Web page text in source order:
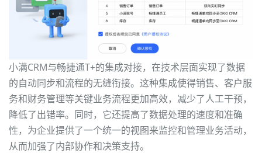
小满CRM与畅捷通T+的集成对接，在技术层面实现了数据
的自动同步和流程的无缝衔接。这种集成使得销售、客户服
务和财务管理等关键业务流程更加高效，减少了人工干预，
降低了出错率。同时，它还提高了数据处理的速度和准确
性，为企业提供了一个统一的视图来监控和管理业务活动，
从而加强了内部协作和决策支持。